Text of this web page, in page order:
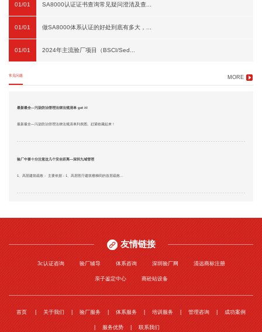
01/01 SA8000认证证书查询常见疑问澄清及查...
01/01 做SA8000体系认证的好处到底有多大，...
01/01 2024年主流验厂项目（BSCI/Sed...
常见问题 MORE
最新最全—污染防治管理法律法规清单 get it!
最新最全—污染防治管理法律法规清单列表图。赶紧收藏起来！
验厂中要十分注意这几个安全距离—深圳九域管理
1、高层建筑疏散： 主要依据：1、高层医疗建筑楼梯间的首层疏散...
友情链接
3c认证咨询 验厂辅导 体系咨询 深圳验厂网 清远商标注册
亲子鉴定中心 商砼站设备
首页 关于我们 验厂服务 体系服务 培训服务 管理咨询 成功案例
服务优势 联系我们